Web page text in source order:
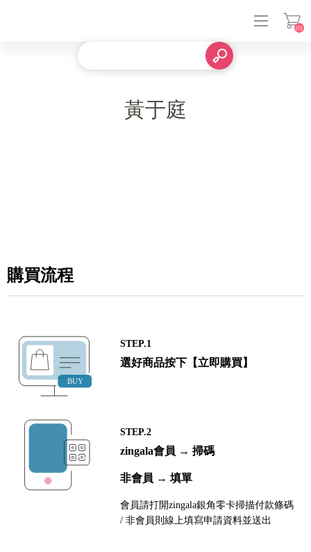
(0)
黃于庭
購買流程
STEP.1
選好商品按下【立即購買】
STEP.2
zingala會員 → 掃碼
非會員 → 填單
會員請打開zingala銀角零卡掃描付款條碼
/ 非會員則線上填寫申請資料並送出